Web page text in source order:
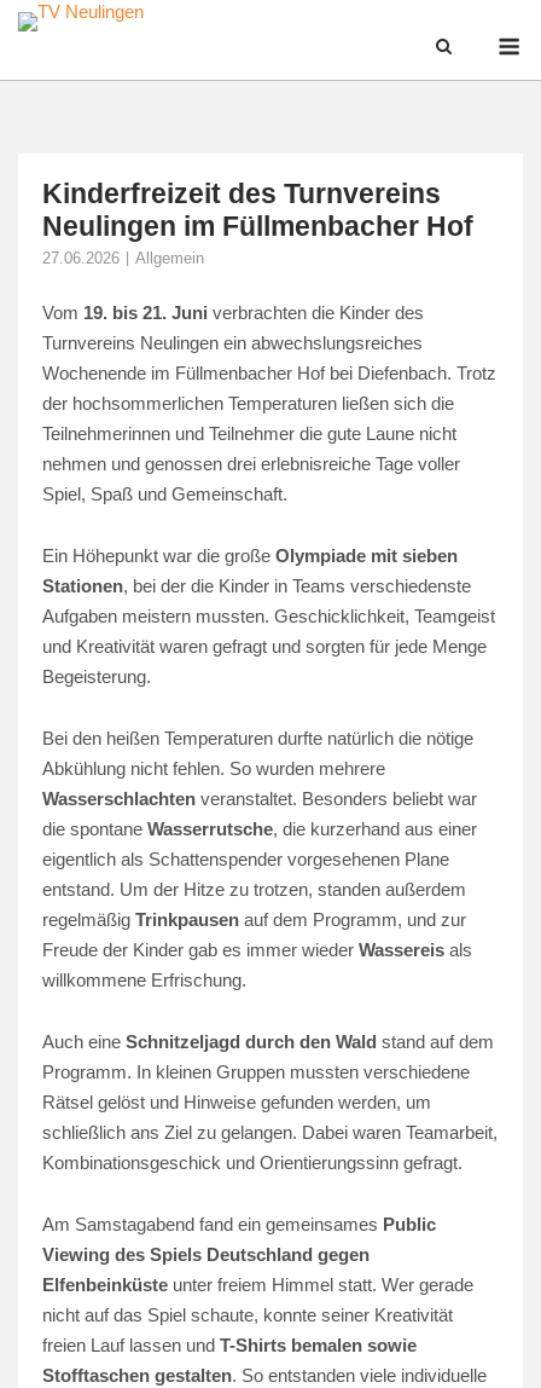
Skip
Kinderfreizeit des Turnvereins
Neulingen im Füllmenbacher Hof
27.06.2026 Allgemein
Vom 19. bis 21. Juni verbrachten die Kinder des
Turnvereins Neulingen ein abwechslungsreiches
Wochenende im Füllmenbacher Hof bei Diefenbach. Trotz
der hochsommerlichen Temperaturen ließen sich die
Teilnehmerinnen und Teilnehmer die gute Laune nicht
nehmen und genossen drei erlebnisreiche Tage voller
Spiel, Spaß und Gemeinschaft.
Ein Höhepunkt war die große Olympiade mit sieben
Stationen, bei der die Kinder in Teams verschiedenste
Aufgaben meistern mussten. Geschicklichkeit, Teamgeist
und Kreativität waren gefragt und sorgten für jede Menge
Begeisterung.
Bei den heißen Temperaturen durfte natürlich die nötige
Abkühlung nicht fehlen. So wurden mehrere
Wasserschlachten veranstaltet. Besonders beliebt war
die spontane Wasserrutsche, die kurzerhand aus einer
eigentlich als Schattenspender vorgesehenen Plane
entstand. Um der Hitze zu trotzen, standen außerdem
regelmäßig Trinkpausen auf dem Programm, und zur
Freude der Kinder gab es immer wieder Wassereis als
willkommene Erfrischung.
Auch eine Schnitzeljagd durch den Wald stand auf dem
Programm. In kleinen Gruppen mussten verschiedene
Rätsel gelöst und Hinweise gefunden werden, um
schließlich ans Ziel zu gelangen. Dabei waren Teamarbeit,
Kombinationsgeschick und Orientierungssinn gefragt.
Am Samstagabend fand ein gemeinsames Public
Viewing des Spiels Deutschland gegen
Elfenbeinküste unter freiem Himmel statt. Wer gerade
nicht auf das Spiel schaute, konnte seiner Kreativität
freien Lauf lassen und T-Shirts bemalen sowie
Stofftaschen gestalten. So entstanden viele individuelle